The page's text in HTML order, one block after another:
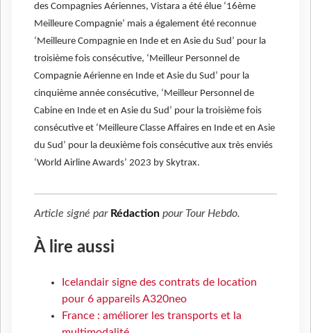
des Compagnies Aériennes, Vistara a été élue ‘16ème
Meilleure Compagnie’ mais a également été reconnue
‘Meilleure Compagnie en Inde et en Asie du Sud’ pour la
troisième fois consécutive, ‘Meilleur Personnel de
Compagnie Aérienne en Inde et Asie du Sud’ pour la
cinquième année consécutive, ‘Meilleur Personnel de
Cabine en Inde et en Asie du Sud’ pour la troisième fois
consécutive et ‘Meilleure Classe Affaires en Inde et en Asie
du Sud’ pour la deuxième fois consécutive aux très enviés
‘World Airline Awards’ 2023 by Skytrax.
Article signé par Rédaction pour Tour Hebdo.
À lire aussi
Icelandair signe des contrats de location
pour 6 appareils A320neo
France : améliorer les transports et la